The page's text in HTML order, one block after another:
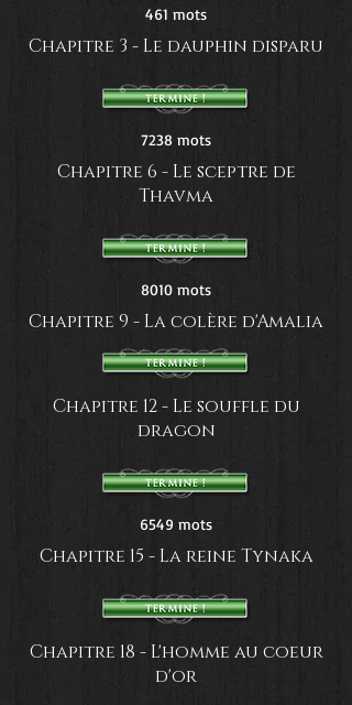
461 mots
Chapitre 3 - Le dauphin disparu
7238 mots
Chapitre 6 - Le sceptre de
Thavma
8010 mots
Chapitre 9 - La colère d'Amalia
Chapitre 12 - Le souffle du
dragon
6549 mots
Chapitre 15 - La reine Tynaka
Chapitre 18 - L'homme au coeur
d'or